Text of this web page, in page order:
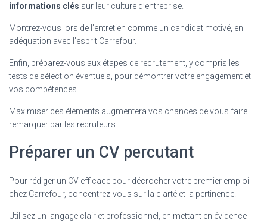
informations clés sur leur culture d’entreprise.
Montrez-vous lors de l’entretien comme un candidat motivé, en
adéquation avec l’esprit Carrefour.
Enfin, préparez-vous aux étapes de recrutement, y compris les
tests de sélection éventuels, pour démontrer votre engagement et
vos compétences.
Maximiser ces éléments augmentera vos chances de vous faire
remarquer par les recruteurs.
Préparer un CV percutant
Pour rédiger un CV efficace pour décrocher votre premier emploi
chez Carrefour, concentrez-vous sur la clarté et la pertinence.
Utilisez un langage clair et professionnel, en mettant en évidence